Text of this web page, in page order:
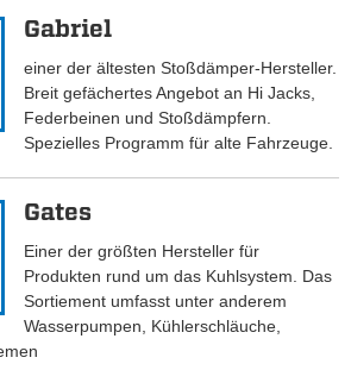
Gabriel
einer der ältesten Stoßdämper-Hersteller.
Breit gefächertes Angebot an Hi Jacks,
Federbeinen und Stoßdämpfern.
Spezielles Programm für alte Fahrzeuge.
Gates
Einer der größten Hersteller für
Produkten rund um das Kuhlsystem. Das
Sortiement umfasst unter anderem
Wasserpumpen, Kühlerschläuche,